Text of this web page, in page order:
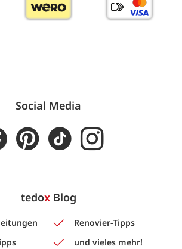
Social Media
tedoxBlog
Renovier-Tipps
und vieles mehr!